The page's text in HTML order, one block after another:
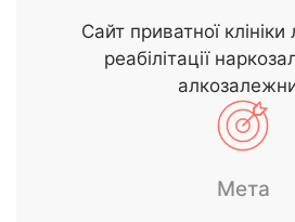
Сайт приватної клініки
реабілітації
Мета